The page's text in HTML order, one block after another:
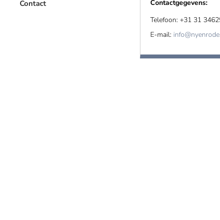
Contact
Contactgegevens:
Telefoon: +31 31
E-mail: